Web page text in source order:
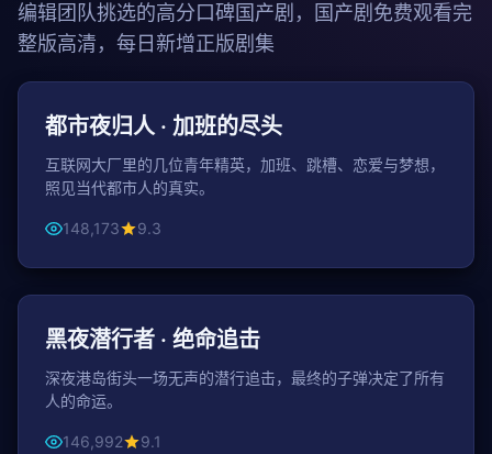
编辑团队挑选的高分口碑国产剧，国产剧免费观看完
整版高清，每日新增正版剧集
都市
都市夜归人 · 加班的尽头
互联网大厂里的几位青年精英，加班、跳槽、恋爱与梦想，
照见当代都市人的真实。
148,173 9.3
动作
黑夜潜行者 · 绝命追击
深夜港岛街头一场无声的潜行追击，最终的子弹决定了所有
人的命运。
146,992 9.1